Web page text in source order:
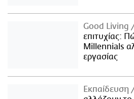
Good Living
επιτυχίας:
Millennials
εργασίας
Εκπαίδευση